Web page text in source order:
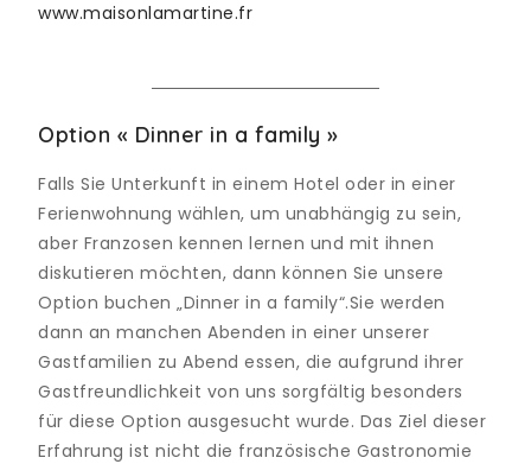
www.maisonlamartine.fr
Option « Dinner in a family »
Falls Sie Unterkunft in einem Hotel oder in einer
Ferienwohnung wählen, um unabhängig zu sein,
aber Franzosen kennen lernen und mit ihnen
diskutieren möchten, dann können Sie unsere
Option buchen „Dinner in a family“.Sie werden
dann an manchen Abenden in einer unserer
Gastfamilien zu Abend essen, die aufgrund ihrer
Gastfreundlichkeit von uns sorgfältig besonders
für diese Option ausgesucht wurde. Das Ziel dieser
Erfahrung ist nicht die französische Gastronomie